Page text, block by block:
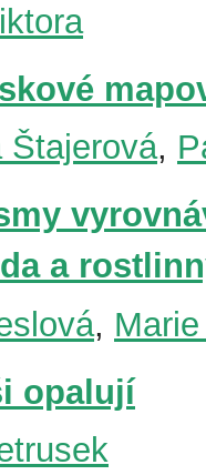
Štajerová,
a
,
opalují